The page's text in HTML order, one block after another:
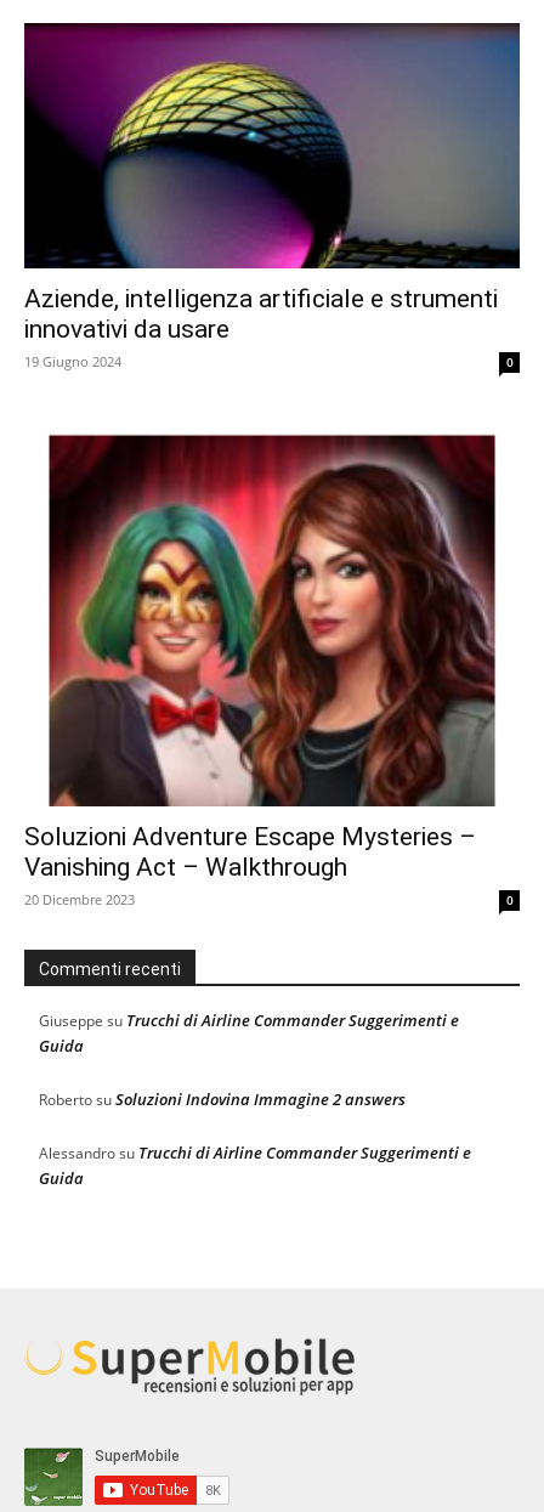
Aziende, intelligenza artificiale e strumenti
innovativi da usare
19 Giugno 2024 0
Soluzioni Adventure Escape Mysteries –
Vanishing Act – Walkthrough
20 Dicembre 2023 0
Commenti recenti
Giuseppe su Trucchi di Airline Commander Suggerimenti e
Guida
RobertosuSoluzioni Indovina Immagine 2 answers
Alessandrosu Trucchi di Airline Commander Suggerimenti e
Guida